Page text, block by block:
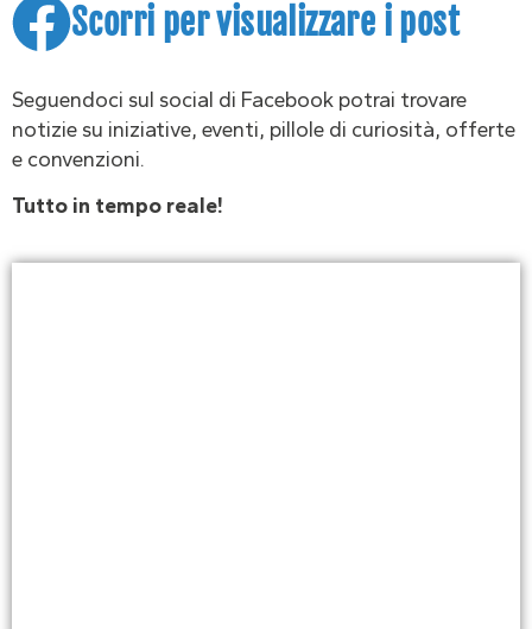
Scorri per visualizzare i post
Seguendoci sul social di Facebook potrai trovare
notizie su iniziative, eventi, pillole di curiosità, offerte
e convenzioni.
Tutto in tempo reale!